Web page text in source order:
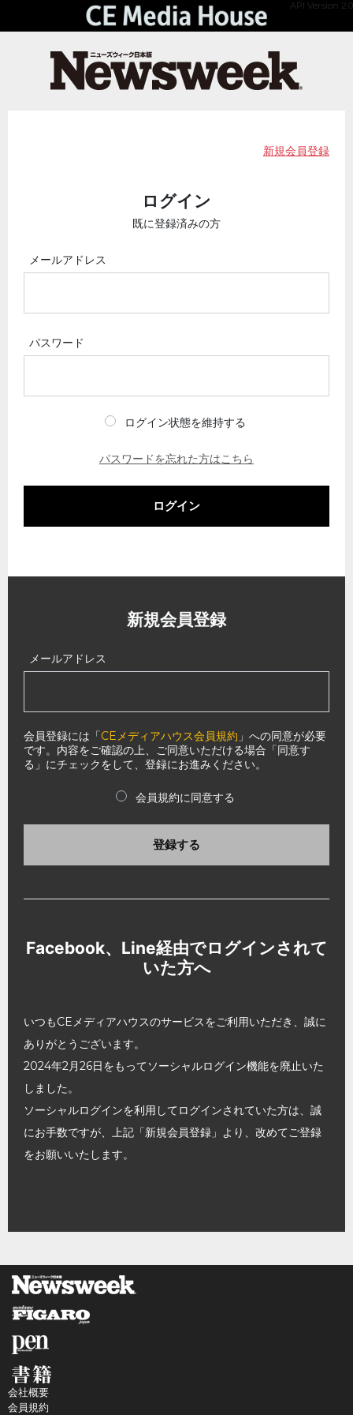
API Version 2.0
新規会員登録
ログイン
既に登録済みの方
メールアドレス
パスワード
ログイン状態を維持する
パスワードを忘れた方はこちら
ログイン
新規会員登録
メールアドレス
会員登録には「CEメディアハウス会員規約 」への同意が必要
です。内容をご確認の上、ご同意いただける場合「同意す
る」にチェックをして、登録にお進みください。
会員規約に同意する
登録する
Facebook、Line経由でログインされて
いた方へ
いつもCEメディアハウスのサービスをご利用いただき、誠に
ありがとうございます。
2024年2月26日をもってソーシャルログイン機能を廃止いた
しました。
ソーシャルログインを利用してログインされていた方は、誠
にお手数ですが、上記「新規会員登録」より、改めてご登録
をお願いいたします。
会社概要
会員規約